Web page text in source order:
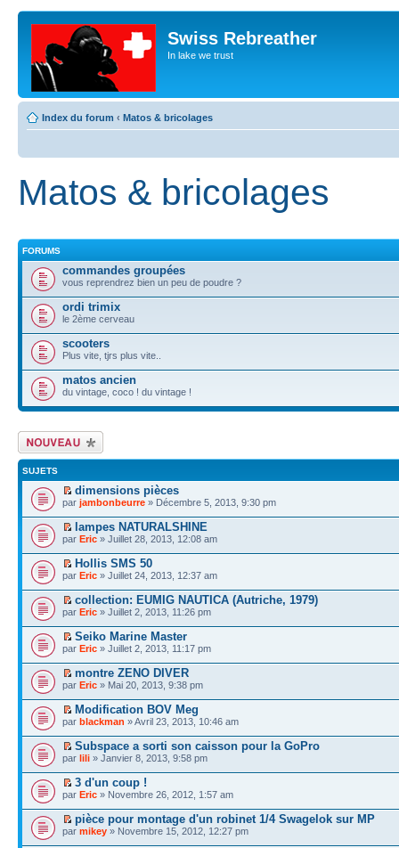
Swiss Rebreather
In lake we trust
Index du forum ‹ Matos & bricolages
Matos & bricolages
FORUMS
commandes groupées
vous reprendrez bien un peu de poudre ?
ordi trimix
le 2ème cerveau
scooters
Plus vite, tjrs plus vite..
matos ancien
du vintage, coco ! du vintage !
Écrire un nouveau
sujet
SUJETS
dimensions pièces
par jambonbeurre » Décembre 5, 2013, 9:30 pm
lampes NATURALSHINE
par Eric » Juillet 28, 2013, 12:08 am
Hollis SMS 50
par Eric » Juillet 24, 2013, 12:37 am
collection: EUMIG NAUTICA (Autriche, 1979)
par Eric » Juillet 2, 2013, 11:26 pm
Seiko Marine Master
par Eric » Juillet 2, 2013, 11:17 pm
montre ZENO DIVER
par Eric » Mai 20, 2013, 9:38 pm
Modification BOV Meg
par blackman » Avril 23, 2013, 10:46 am
Subspace a sorti son caisson pour la GoPro
par lili » Janvier 8, 2013, 9:58 pm
3 d'un coup !
par Eric » Novembre 26, 2012, 1:57 am
pièce pour montage d'un robinet 1/4 Swagelok sur MP
par mikey » Novembre 15, 2012, 12:27 pm